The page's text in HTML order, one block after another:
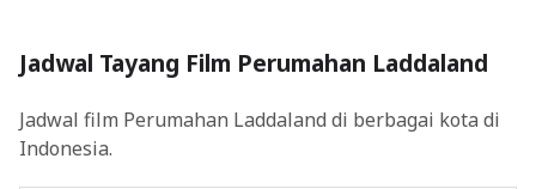
Jadwal Tayang Film Perumahan Laddaland
Jadwal film Perumahan Laddaland di berbagai kota di
Indonesia.